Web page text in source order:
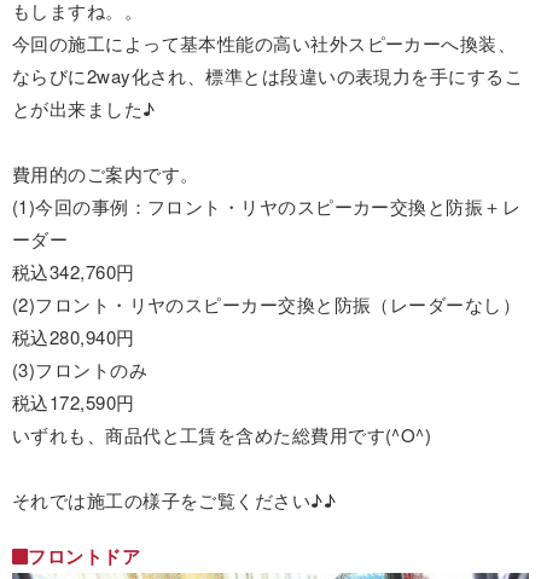
もしますね。。
今回の施工によって基本性能の高い社外スピーカーへ換装、
ならびに2way化され、標準とは段違いの表現力を手にするこ
とが出来ました♪
費用的のご案内です。
(1)今回の事例：フロント・リヤのスピーカー交換と防振＋レ
ーダー
税込342,760円
(2)フロント・リヤのスピーカー交換と防振（レーダーなし）
税込280,940円
(3)フロントのみ
税込172,590円
いずれも、商品代と工賃を含めた総費用です(^O^)
それでは施工の様子をご覧ください♪♪
フロントドア